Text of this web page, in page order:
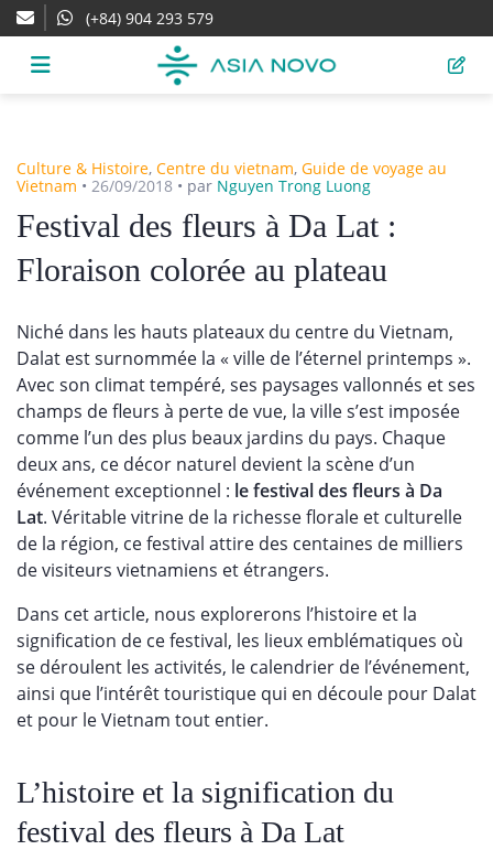
(+84) 904 293 579
Culture & Histoire, Centre du vietnam, Guide de voyage au
Vietnam • 26/09/2018 • par Nguyen Trong Luong
Festival des fleurs à Da Lat :
Floraison colorée au plateau
Niché dans les hauts plateaux du centre du Vietnam,
Dalat est surnommée la « ville de l’éternel printemps ».
Avec son climat tempéré, ses paysages vallonnés et ses
champs de fleurs à perte de vue, la ville s’est imposée
comme l’un des plus beaux jardins du pays. Chaque
deux ans, ce décor naturel devient la scène d’un
événement exceptionnel : le festival des fleurs à Da
Lat. Véritable vitrine de la richesse florale et culturelle
de la région, ce festival attire des centaines de milliers
de visiteurs vietnamiens et étrangers.
Dans cet article, nous explorerons l’histoire et la
signification de ce festival, les lieux emblématiques où
se déroulent les activités, le calendrier de l’événement,
ainsi que l’intérêt touristique qui en découle pour Dalat
et pour le Vietnam tout entier.
L’histoire et la signification du
festival des fleurs à Da Lat